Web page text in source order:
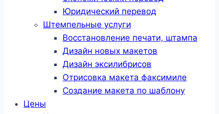
Юридический перевод
Штемпельные услуги
Восстановление печати, штампа
Дизайн новых макетов
Дизайн эксилибрисов
Отрисовка макета факсимиле
Создание макета по шаблону
Цены